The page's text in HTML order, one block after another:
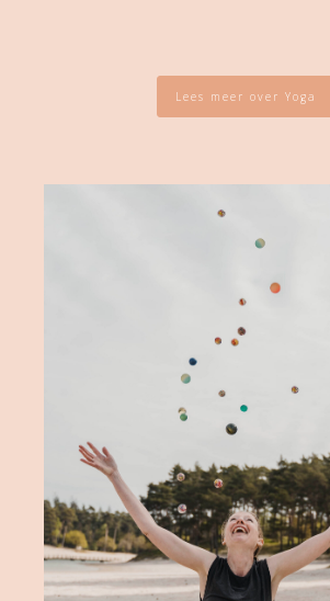
Lees meer over Yoga